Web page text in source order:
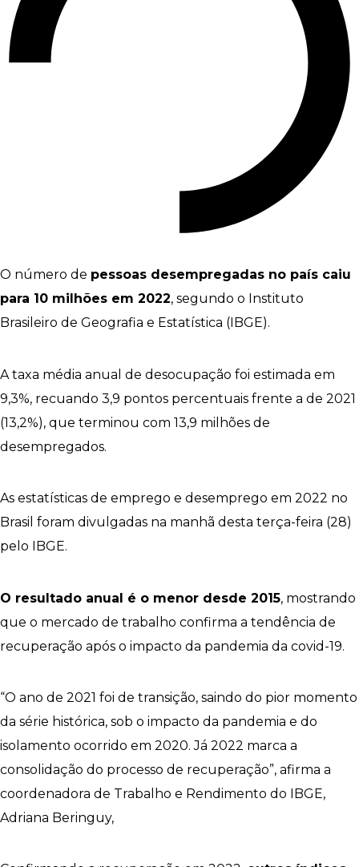
O número de pessoas desempregadas no país caiu
para 10 milhões em 2022, segundo o Instituto
Brasileiro de Geografia e Estatística (IBGE).
A taxa média anual de desocupação foi estimada em
9,3%, recuando 3,9 pontos percentuais frente a de 2021
(13,2%), que terminou com 13,9 milhões de
desempregados.
As estatísticas de emprego e desemprego em 2022 no
Brasil foram divulgadas na manhã desta terça-feira (28)
pelo IBGE.
O resultado anual é o menor desde 2015, mostrando
que o mercado de trabalho confirma a tendência de
recuperação após o impacto da pandemia da covid-19.
“O ano de 2021 foi de transição, saindo do pior momento
da série histórica, sob o impacto da pandemia e do
isolamento ocorrido em 2020. Já 2022 marca a
consolidação do processo de recuperação”, afirma a
coordenadora de Trabalho e Rendimento do IBGE,
Adriana Beringuy,